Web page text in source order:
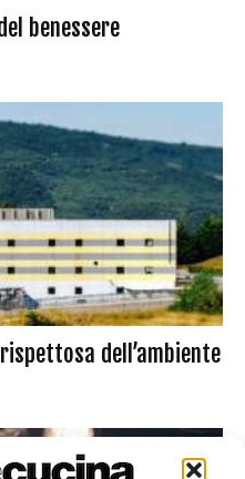
benessere
dell’ambiente